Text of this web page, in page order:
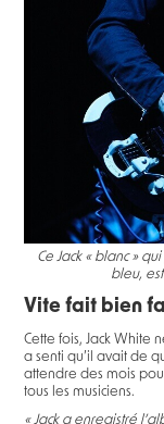
Ce Jack « blanc »
bleu,
Vite fait bien
Cette fois, Jack White
a senti qu’il avait de
attendre des mois
tous les musiciens.
« Jack a enregistré